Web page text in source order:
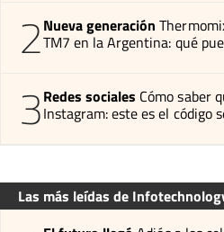
2Nueva generación
TM7 en la Argentina: qué
3Redes sociales Cómo saber
Instagram: este es el código
Las más leídas de